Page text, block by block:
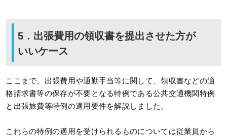
5．出張費用の領収書を提出させた方が
いいケース
ここまで、出張費用や通勤手当等に関して、領収書などの適
格請求書等の保存が不要となる特例である公共交通機関特例
と出張旅費等特例の適用要件を解説しました。
これらの特例の適用を受けられるものについては従業員から